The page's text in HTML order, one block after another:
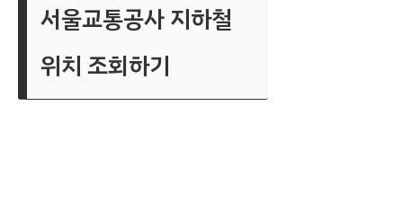
서울교통공사 지하철
위치 조회하기